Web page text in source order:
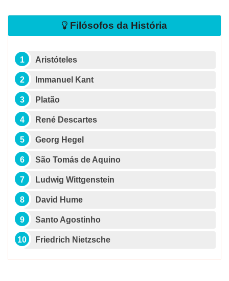
Filósofos da História
Aristóteles
Immanuel Kant
Platão
René Descartes
Georg Hegel
São Tomás de Aquino
Ludwig Wittgenstein
David Hume
Santo Agostinho
Friedrich Nietzsche